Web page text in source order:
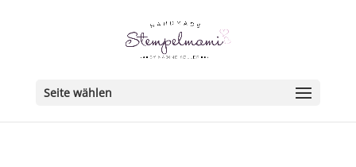
Seite wählen